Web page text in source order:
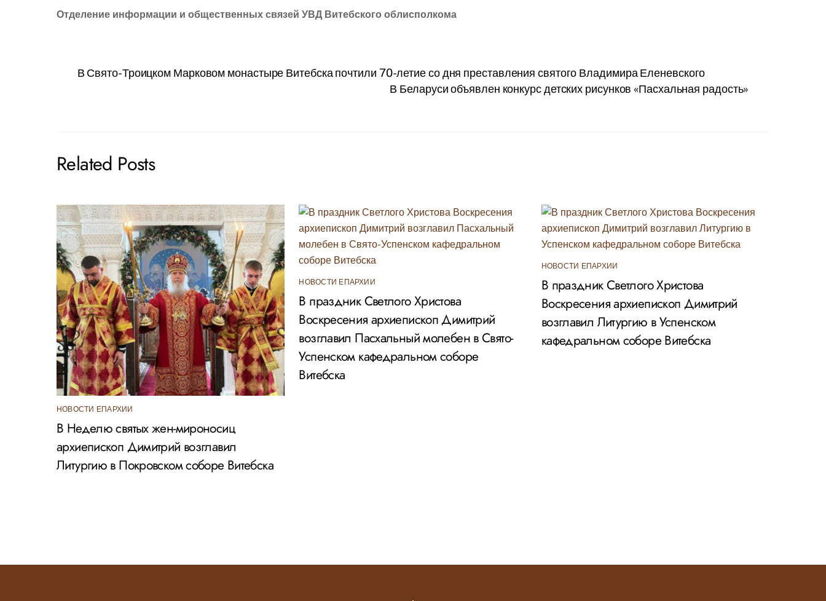
Отделение информации и общественных связей УВД Витебского облисполкома
В Свято-Троицком Марковом монастыре Витебска почтили 70-летие со дня преставления святого Владимира Еленевского
В Беларуси объявлен конкурс детских рисунков «Пасхальная радость»
Related Posts
НОВОСТИ ЕПАРХИИ
В Неделю святых жен-мироносиц
архиепископ Димитрий возглавил
Литургию в Покровском соборе Витебска
НОВОСТИ ЕПАРХИИ
В праздник Светлого Христова
Воскресения архиепископ Димитрий
возглавил Пасхальный молебен в Свято-
Успенском кафедральном соборе
Витебска
НОВОСТИ ЕПАРХИИ
В праздник Светлого Христова
Воскресения архиепископ Димитрий
возглавил Литургию в Успенском
кафедральном соборе Витебска